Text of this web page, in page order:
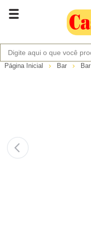
Página Inicial Bar Bar